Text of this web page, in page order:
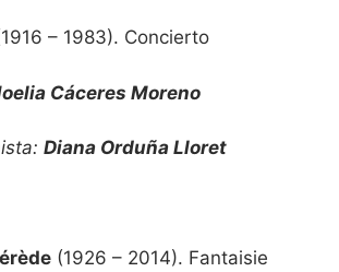
– 1983). Concierto
Cáceres Moreno
Diana Orduña Lloret
(1926 – 2014). Fantaisie